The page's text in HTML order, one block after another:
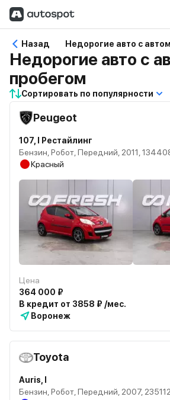
Назад Недорогие авто с
Недорогие авто с
пробегом
Сортировать по популярности
Peugeot
107, I Рестайлинг
Бензин, Робот, Передний, 2011,
Красный
Цена
364 000 ₽
В кредит от 3858 ₽ /мес.
Воронеж
Toyota
Auris, I
Бензин, Робот, Передний, 2007, 235112